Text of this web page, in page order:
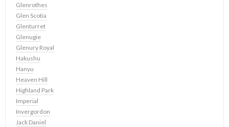
Glenrothes
Glen Scotia
Glenturret
Glenugie
Glenury Royal
Hakushu
Hanyu
Heaven Hill
Highland Park
Imperial
Invergordon
Jack Daniel